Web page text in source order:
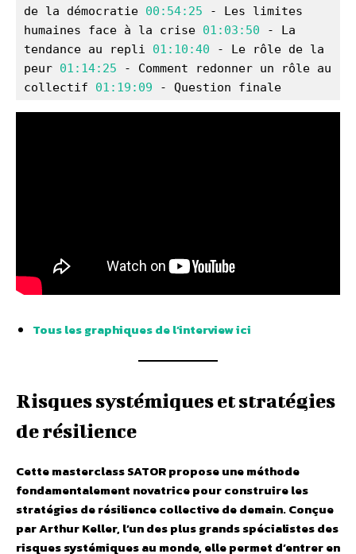
de la démocratie 00:54:25 - Les limites
humaines face à la crise 01:03:50 - La
tendance au repli 01:10:40 - Le rôle de la
peur 01:14:25 - Comment redonner un rôle au
collectif 01:19:09 - Question finale
Tous les graphiques de l’interview ici
Risques systémiques et stratégies
de résilience
Cette masterclass SATOR propose une méthode
fondamentalement novatrice pour construire les
stratégies de résilience collective de demain. Conçue
par Arthur Keller, l’un des plus grands spécialistes des
risques systémiques au monde, elle permet d’entrer en